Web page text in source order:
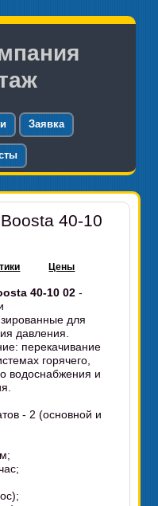
Заявка
40-10
Цены
40-10 02 -
для
давления.
перекачивание
горячего,
водоснабжения и
- 2 (основной и